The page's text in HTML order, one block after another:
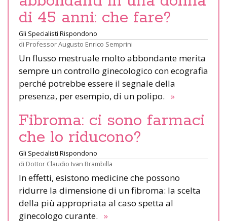
di 45 anni: che fare?
Gli Specialisti Rispondono
di Professor Augusto Enrico Semprini
Un flusso mestruale molto abbondante merita
sempre un controllo ginecologico con ecografia
perché potrebbe essere il segnale della
presenza, per esempio, di un polipo. »
Fibroma: ci sono farmaci
che lo riducono?
Gli Specialisti Rispondono
di Dottor Claudio Ivan Brambilla
In effetti, esistono medicine che possono
ridurre la dimensione di un fibroma: la scelta
della più appropriata al caso spetta al
ginecologo curante. »